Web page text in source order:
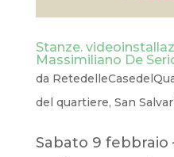
Stanze.
Massimiliano De
da
del quartiere, San
Sabato 9 febbraio